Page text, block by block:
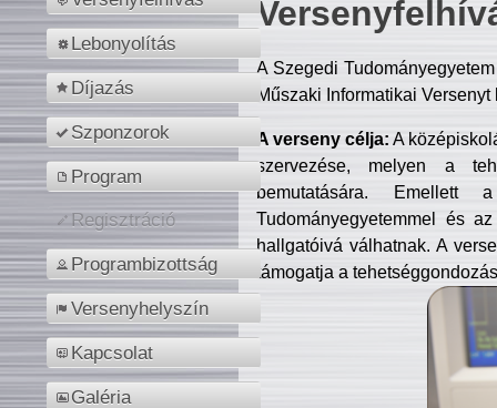
Lebonyolítás
Díjazás
Szponzorok
Program
Regisztráció
Programbizottság
Versenyhelyszín
Kapcsolat
Galéria
A Szegedi
Műszaki Informatikai
A verseny célja: A
szervezése, melyen a
bemutatására. Emellett
Tudományegyetemmel és
hallgatóivá válhatnak. A
támogatja a